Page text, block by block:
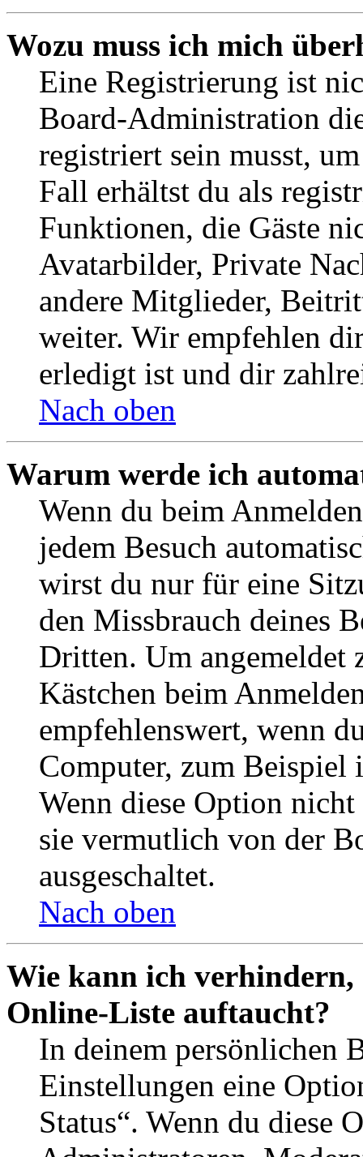
Wozu muss ich mich
Eine Registrierung ist
Board-Administration
registriert sein musst,
Fall erhältst du als
Funktionen, die Gäste
Avatarbilder, Private
andere Mitglieder,
weiter. Wir empfehlen
erledigt ist und dir
Nach oben
Warum werde ich
Wenn du beim
jedem Besuch
wirst du nur für eine
den Missbrauch deines
Dritten. Um angemeldet
Kästchen beim
empfehlenswert, wenn
Computer, zum Beispiel
Wenn diese Option
sie vermutlich von der
ausgeschaltet.
Nach oben
Wie kann ich verhindern,
Online-Liste auftaucht?
In deinem persönlichen
Einstellungen eine
Status“. Wenn du diese